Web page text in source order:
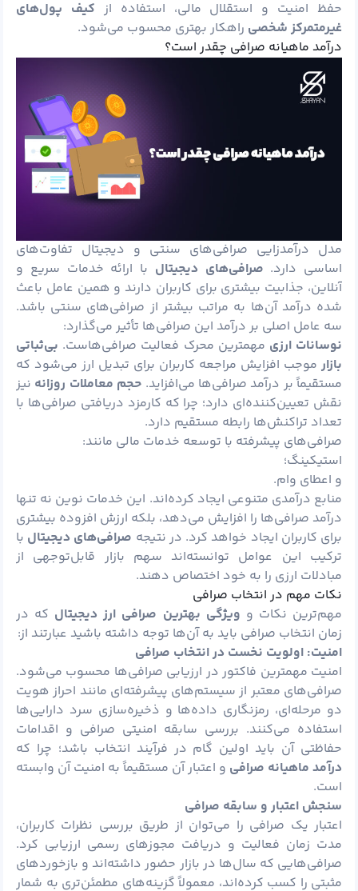
حفظ امنیت و استقلال مالی، استفاده از کیف پول‌های
غیرمتمرکز شخصی راهکار بهتری محسوب می‌شود.
درآمد ماهیانه صرافی چقدر است؟
مدل درآمدزایی صرافی‌های سنتی و دیجیتال تفاوت‌های
اساسی دارد. صرافی‌های دیجیتال با ارائه خدمات سریع و
آنلاین، جذابیت بیشتری برای کاربران دارند و همین عامل باعث
شده درآمد آن‌ها به مراتب بیشتر از صرافی‌های سنتی باشد.
سه عامل اصلی بر درآمد این صرافی‌ها تأثیر می‌گذارد:
نوسانات ارزی مهمترین محرک فعالیت صرافی‌هاست. بی‌ثباتی
بازار موجب افزایش مراجعه کاربران برای تبدیل ارز می‌شود که
مستقیماً بر درآمد صرافی‌ها می‌افزاید. حجم معاملات روزانه نیز
نقش تعیین‌کننده‌ای دارد؛ چرا که کارمزد دریافتی صرافی‌ها با
تعداد تراکنش‌ها رابطه مستقیم دارد.
صرافی‌های پیشرفته با توسعه خدمات مالی مانند:
استیکینگ؛
و اعطای وام.
منابع درآمدی متنوعی ایجاد کرده‌اند. این خدمات نوین نه‌ تنها
درآمد صرافی‌ها را افزایش می‌دهد، بلکه ارزش افزوده بیشتری
برای کاربران ایجاد خواهد کرد. در نتیجه صرافی‌های دیجیتال با
ترکیب این عوامل توانسته‌اند سهم بازار قابل‌توجهی از
مبادلات ارزی را به خود اختصاص دهند.
نکات مهم در انتخاب صرافی
مهم‌ترین نکات و ویژگی بهترین صرافی ارز دیجیتال که در
زمان انتخاب صرافی باید به آن‌ها توجه داشته باشید عبارتند از:
امنیت: اولویت نخست در انتخاب صرافی
امنیت مهمترین فاکتور در ارزیابی صرافی‌ها محسوب می‌شود.
صرافی‌های معتبر از سیستم‌های پیشرفته‌ای مانند احراز هویت
دو مرحله‌ای، رمزنگاری داده‌ها و ذخیره‌سازی سرد دارایی‌ها
استفاده می‌کنند. بررسی سابقه امنیتی صرافی و اقدامات
حفاظتی آن باید اولین گام در فرآیند انتخاب باشد؛ چرا که
درآمد ماهیانه صرافی و اعتبار آن مستقیماً به امنیت آن وابسته
است.
سنجش اعتبار و سابقه صرافی
اعتبار یک صرافی را می‌توان از طریق بررسی نظرات کاربران،
مدت زمان فعالیت و دریافت مجوزهای رسمی ارزیابی کرد.
صرافی‌هایی که سال‌ها در بازار حضور داشته‌اند و بازخوردهای
مثبتی را کسب کرده‌اند، معمولاً گزینه‌های مطمئن‌تری به شمار